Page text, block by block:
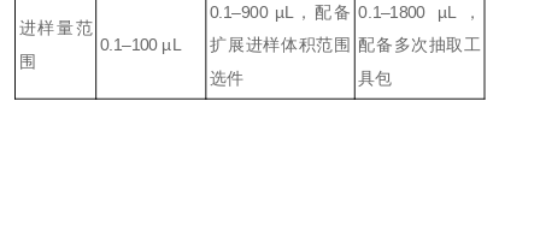
进样量范
围
0.1–100 µL
0.1–900 µL，配备
扩展进样体积范围
选件
0.1–1800 µL，
配备多次抽取工
具包